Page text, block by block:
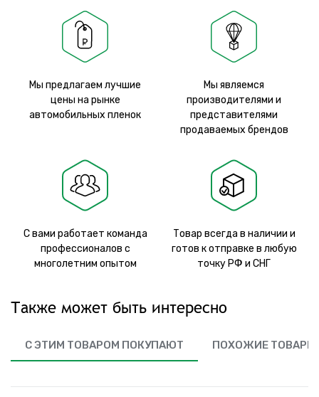
Мы предлагаем лучшие
цены на рынке
автомобильных пленок
Мы являемся
производителями и
представителями
продаваемых брендов
С вами работает команда
профессионалов с
многолетним опытом
Товар всегда в наличии и
готов к отправке в любую
точку РФ и СНГ
Также может быть интересно
С ЭТИМ ТОВАРОМ ПОКУПАЮТ ПОХОЖИЕ ТОВАРЫ